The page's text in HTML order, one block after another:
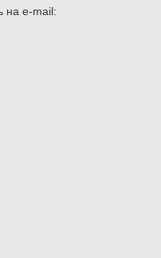
на e-mail: